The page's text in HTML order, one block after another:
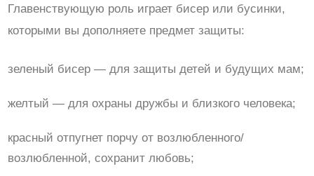
Главенствующую роль играет бисер или бусинки,
которыми вы дополняете предмет защиты:
зеленый бисер — для защиты детей и будущих мам;
желтый — для охраны дружбы и близкого человека;
красный отпугнет порчу от возлюбленного/
возлюбленной, сохранит любовь;